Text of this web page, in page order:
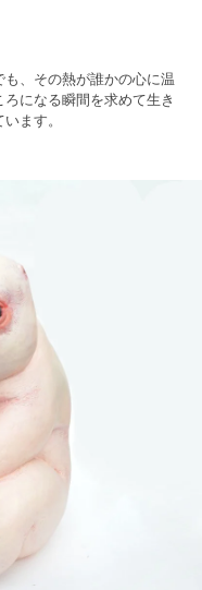
、その熱が誰かの心に温
になる瞬間を求めて生き
ます。